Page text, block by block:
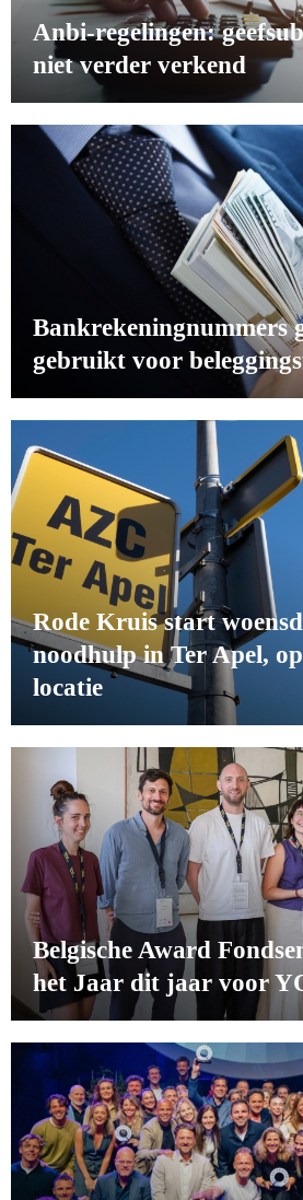
Anbi-regelingen:
niet verder verkend
Bankrekeningnummers
gebruikt voor
Rode Kruis start
noodhulp in Ter Apel,
locatie
Belgische Award
het Jaar dit jaar voor